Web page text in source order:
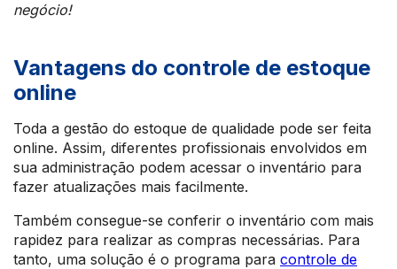
negócio!
Vantagens do controle de estoque
online
Toda a gestão do estoque de qualidade pode ser feita
online. Assim, diferentes profissionais envolvidos em
sua administração podem acessar o inventário para
fazer atualizações mais facilmente.
Também consegue-se conferir o inventário com mais
rapidez para realizar as compras necessárias. Para
tanto, uma solução é o programa para controle de